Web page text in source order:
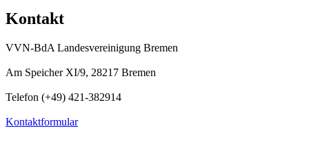
Kontakt
VVN-BdA Landesvereinigung Bremen
Am Speicher XI/9, 28217 Bremen
Telefon (+49) 421-382914
Kontaktformular